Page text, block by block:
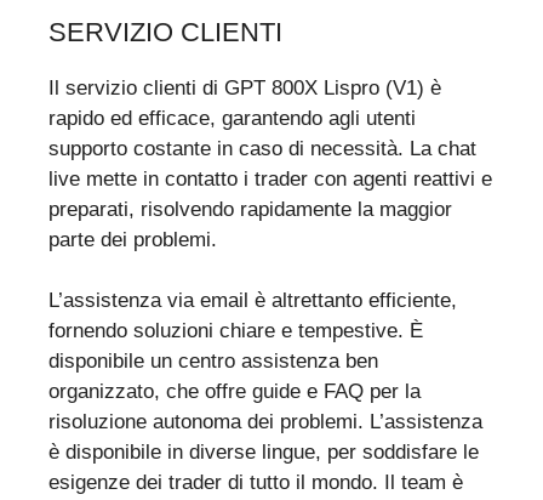
SERVIZIO CLIENTI
Il servizio clienti di GPT 800X Lispro (V1) è
rapido ed efficace, garantendo agli utenti
supporto costante in caso di necessità. La chat
live mette in contatto i trader con agenti reattivi e
preparati, risolvendo rapidamente la maggior
parte dei problemi.
L’assistenza via email è altrettanto efficiente,
fornendo soluzioni chiare e tempestive. È
disponibile un centro assistenza ben
organizzato, che offre guide e FAQ per la
risoluzione autonoma dei problemi. L’assistenza
è disponibile in diverse lingue, per soddisfare le
esigenze dei trader di tutto il mondo. Il team è